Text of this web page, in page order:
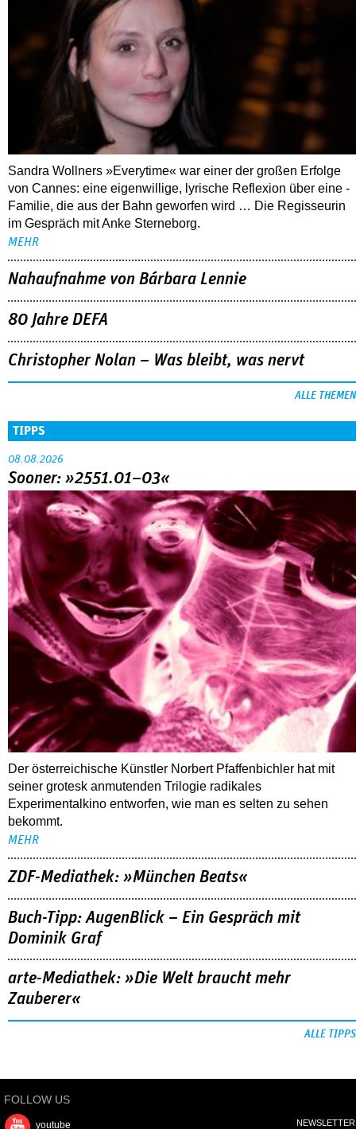
Sandra Wollners »Everytime« war einer der großen Erfolge
von Cannes: eine eigenwillige, lyrische Reflexion über eine ­
Familie, die aus der Bahn geworfen wird … Die Regisseurin
im Gespräch mit Anke Sterneborg.
MEHR
Nahaufnahme von Bárbara Lennie
80 Jahre DEFA
Christopher Nolan – Was bleibt, was nervt
ALLE THEMEN
TIPPS
08.08.2026
Sooner: »2551.01–03«
Der österreichische Künstler Norbert Pfaffenbichler hat mit
seiner grotesk anmutenden Trilogie radikales
Experimentalkino entworfen, wie man es selten zu sehen
bekommt.
MEHR
ZDF-Mediathek: »München Beats«
Buch-Tipp: AugenBlick – Ein Gespräch mit
Dominik Graf
arte-Mediathek: »Die Welt braucht mehr
Zauberer«
ALLE TIPPS
FOLLOW US
youtube NEWSLETTER